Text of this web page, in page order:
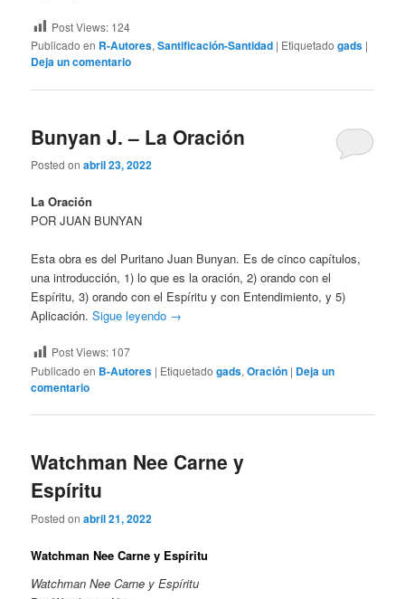
Post Views: 124
Publicado en R-Autores,Santificación-Santidad | Etiquetado gads |
Deja un comentario
Bunyan J. – La Oración
Posted onabril 23, 2022
La Oración
POR JUAN BUNYAN
Esta obra es del Puritano Juan Bunyan. Es de cinco capítulos,
una introducción, 1) lo que es la oración, 2) orando con el
Espíritu, 3) orando con el Espíritu y con Entendimiento, y 5)
Aplicación.Sigue leyendo →
Post Views: 107
Publicado en B-Autores | Etiquetado gads,Oración | Deja un
comentario
Watchman Nee Carne y
Espíritu
Posted onabril 21, 2022
Watchman Nee Carne y Espíritu
Watchman Nee Carne y Espíritu